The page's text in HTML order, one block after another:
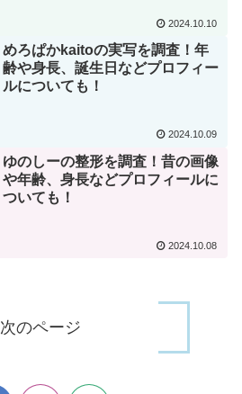
2024.10.10
めろぱかkaitoの実写を調査！年
齢や身長、誕生日などプロフィー
ルについても！
2024.10.09
ゆのしーの整形を調査！昔の画像
や年齢、身長などプロフィールに
ついても！
2024.10.08
次のページ